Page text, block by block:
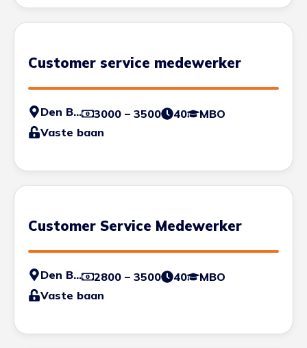
Customer service medewerker
Den Bosch 3000 – 3500 40
MBO
Vaste baan
Customer Service Medewerker
Den Bosch 2800 – 3500 40
MBO
Vaste baan